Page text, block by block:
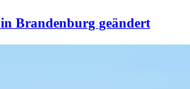
Brandenburg geändert